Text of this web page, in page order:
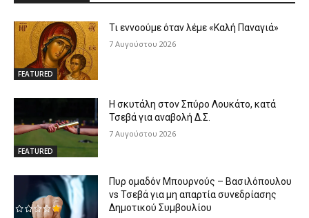
FEATURED
Τι εννοούμε όταν λέμε «Καλή Παναγιά»
7 Αυγούστου 2026
FEATURED
Η σκυτάλη στον Σπύρο Λουκάτο, κατά
Τσεβά για αναβολή Δ.Σ.
7 Αυγούστου 2026
Πυρ ομαδόν Μπουρνούς – Βασιλόπουλου
vs Τσεβά για μη απαρτία συνεδρίασης
Δημοτικού Συμβουλίου